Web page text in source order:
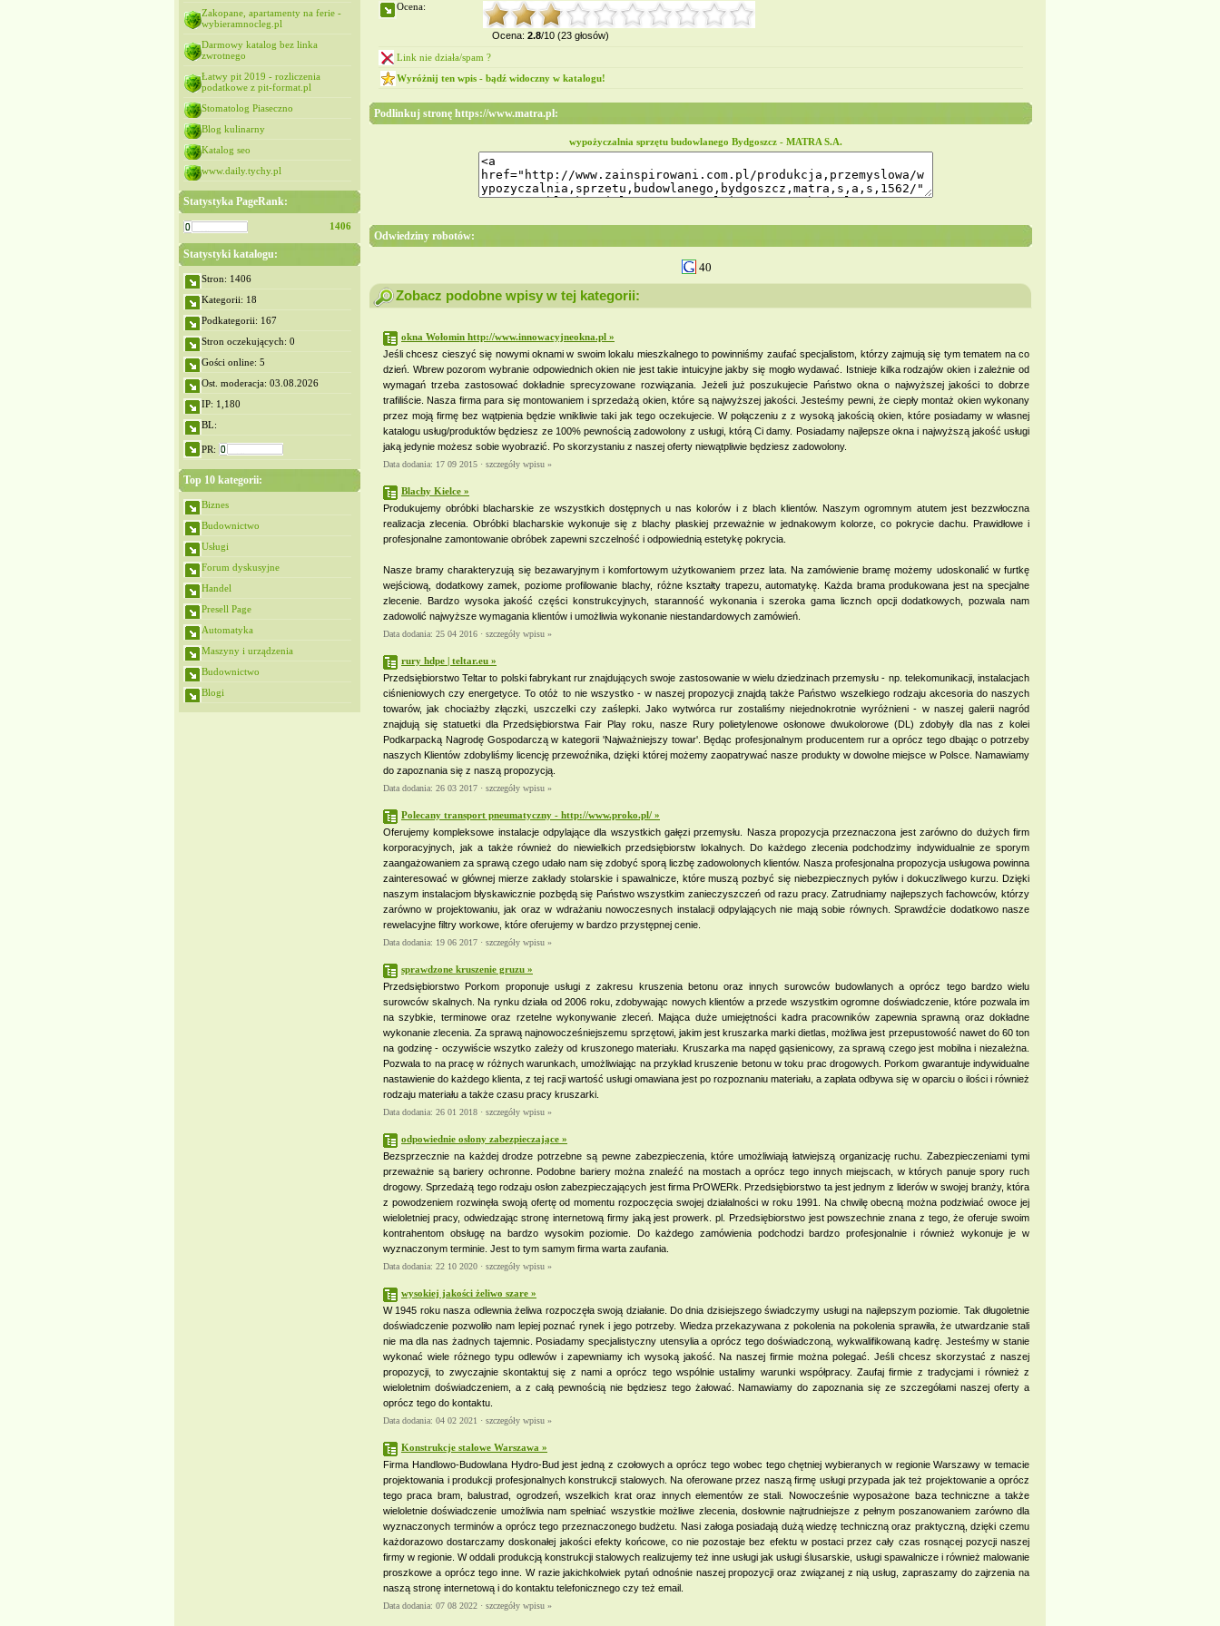
Zakopane, apartamenty na ferie -
wybieramnocleg.pl
Darmowy katalog bez linka
zwrotnego
Łatwy pit 2019 - rozliczenia
podatkowe z pit-format.pl
Stomatolog Piaseczno
Blog kulinarny
Katalog seo
www.daily.tychy.pl
Statystyka PageRank:
1406
Statystyki katalogu:
Stron: 1406
Kategorii: 18
Podkategorii: 167
Stron oczekujących: 0
Gości online: 5
Ost. moderacja: 03.08.2026
IP: 1,180
BL:
PR:
Top 10 kategorii:
Biznes
Budownictwo
Usługi
Forum dyskusyjne
Handel
Presell Page
Automatyka
Maszyny i urządzenia
Budownictwo
Blogi
Ocena:
Ocena: 2.8/10 (23 głosów)
Link nie działa/spam ?
Wyróżnij ten wpis - bądź widoczny w katalogu!
Podlinkuj stronę https://www.matra.pl:
wypożyczalnia sprzętu budowlanego Bydgoszcz - MATRA S.A.
Odwiedziny robotów:
40
Zobacz podobne wpisy w tej kategorii:
okna Wołomin http://www.innowacyjneokna.pl »
Jeśli chcesz cieszyć się nowymi oknami w swoim lokalu mieszkalnego to powinniśmy zaufać specjalistom, którzy zajmują się tym tematem na co
dzień. Wbrew pozorom wybranie odpowiednich okien nie jest takie intuicyjne jakby się mogło wydawać. Istnieje kilka rodzajów okien i zależnie od
wymagań trzeba zastosować dokładnie sprecyzowane rozwiązania. Jeżeli już poszukujecie Państwo okna o najwyższej jakości to dobrze
trafiliście. Nasza firma para się montowaniem i sprzedażą okien, które są najwyższej jakości. Jesteśmy pewni, że ciepły montaż okien wykonany
przez moją firmę bez wątpienia będzie wnikliwie taki jak tego oczekujecie. W połączeniu z z wysoką jakością okien, które posiadamy w własnej
katalogu usług/produktów będziesz ze 100% pewnością zadowolony z usługi, którą Ci damy. Posiadamy najlepsze okna i najwyższą jakość usługi
jaką jedynie możesz sobie wyobrazić. Po skorzystaniu z naszej oferty niewątpliwie będziesz zadowolony.
Data dodania: 17 09 2015 · szczegóły wpisu »
Blachy Kielce »
Produkujemy obróbki blacharskie ze wszystkich dostępnych u nas kolorów i z blach klientów. Naszym ogromnym atutem jest bezzwłoczna
realizacja zlecenia. Obróbki blacharskie wykonuje się z blachy płaskiej przeważnie w jednakowym kolorze, co pokrycie dachu. Prawidłowe i
profesjonalne zamontowanie obróbek zapewni szczelność i odpowiednią estetykę pokrycia.
Nasze bramy charakteryzują się bezawaryjnym i komfortowym użytkowaniem przez lata. Na zamówienie bramę możemy udoskonalić w furtkę
wejściową, dodatkowy zamek, poziome profilowanie blachy, różne kształty trapezu, automatykę. Każda brama produkowana jest na specjalne
zlecenie. Bardzo wysoka jakość części konstrukcyjnych, staranność wykonania i szeroka gama licznch opcji dodatkowych, pozwala nam
zadowolić najwyższe wymagania klientów i umożliwia wykonanie niestandardowych zamówień.
Data dodania: 25 04 2016 · szczegóły wpisu »
rury hdpe | teltar.eu »
Przedsiębiorstwo Teltar to polski fabrykant rur znajdujących swoje zastosowanie w wielu dziedzinach przemysłu - np. telekomunikacji, instalacjach
ciśnieniowych czy energetyce. To otóż to nie wszystko - w naszej propozycji znajdą także Państwo wszelkiego rodzaju akcesoria do naszych
towarów, jak chociażby złączki, uszczelki czy zaślepki. Jako wytwórca rur zostaliśmy niejednokrotnie wyróżnieni - w naszej galerii nagród
znajdują się statuetki dla Przedsiębiorstwa Fair Play roku, nasze Rury polietylenowe osłonowe dwukolorowe (DL) zdobyły dla nas z kolei
Podkarpacką Nagrodę Gospodarczą w kategorii 'Najważniejszy towar'. Będąc profesjonalnym producentem rur a oprócz tego dbając o potrzeby
naszych Klientów zdobyliśmy licencję przewoźnika, dzięki której możemy zaopatrywać nasze produkty w dowolne miejsce w Polsce. Namawiamy
do zapoznania się z naszą propozycją.
Data dodania: 26 03 2017 · szczegóły wpisu »
Polecany transport pneumatyczny - http://www.proko.pl/ »
Oferujemy kompleksowe instalacje odpylające dla wszystkich gałęzi przemysłu. Nasza propozycja przeznaczona jest zarówno do dużych firm
korporacyjnych, jak a także również do niewielkich przedsiębiorstw lokalnych. Do każdego zlecenia podchodzimy indywidualnie ze sporym
zaangażowaniem za sprawą czego udało nam się zdobyć sporą liczbę zadowolonych klientów. Nasza profesjonalna propozycja usługowa powinna
zainteresować w głównej mierze zakłady stolarskie i spawalnicze, które muszą pozbyć się niebezpiecznych pyłów i dokuczliwego kurzu. Dzięki
naszym instalacjom błyskawicznie pozbędą się Państwo wszystkim zanieczyszczeń od razu pracy. Zatrudniamy najlepszych fachowców, którzy
zarówno w projektowaniu, jak oraz w wdrażaniu nowoczesnych instalacji odpylających nie mają sobie równych. Sprawdźcie dodatkowo nasze
rewelacyjne filtry workowe, które oferujemy w bardzo przystępnej cenie.
Data dodania: 19 06 2017 · szczegóły wpisu »
sprawdzone kruszenie gruzu »
Przedsiębiorstwo Porkom proponuje usługi z zakresu kruszenia betonu oraz innych surowców budowlanych a oprócz tego bardzo wielu
surowców skalnych. Na rynku działa od 2006 roku, zdobywając nowych klientów a przede wszystkim ogromne doświadczenie, które pozwala im
na szybkie, terminowe oraz rzetelne wykonywanie zleceń. Mająca duże umiejętności kadra pracowników zapewnia sprawną oraz dokładne
wykonanie zlecenia. Za sprawą najnowocześniejszemu sprzętowi, jakim jest kruszarka marki dietlas, możliwa jest przepustowość nawet do 60 ton
na godzinę - oczywiście wszytko zależy od kruszonego materiału. Kruszarka ma napęd gąsienicowy, za sprawą czego jest mobilna i niezależna.
Pozwala to na pracę w różnych warunkach, umożliwiając na przykład kruszenie betonu w toku prac drogowych. Porkom gwarantuje indywidualne
nastawienie do każdego klienta, z tej racji wartość usługi omawiana jest po rozpoznaniu materiału, a zapłata odbywa się w oparciu o ilości i również
rodzaju materiału a także czasu pracy kruszarki.
Data dodania: 26 01 2018 · szczegóły wpisu »
odpowiednie osłony zabezpieczające »
Bezsprzecznie na każdej drodze potrzebne są pewne zabezpieczenia, które umożliwiają łatwiejszą organizację ruchu. Zabezpieczeniami tymi
przeważnie są bariery ochronne. Podobne bariery można znaleźć na mostach a oprócz tego innych miejscach, w których panuje spory ruch
drogowy. Sprzedażą tego rodzaju osłon zabezpieczających jest firma PrOWERk. Przedsiębiorstwo ta jest jednym z liderów w swojej branży, która
z powodzeniem rozwinęła swoją ofertę od momentu rozpoczęcia swojej działalności w roku 1991. Na chwilę obecną można podziwiać owoce jej
wieloletniej pracy, odwiedzając stronę internetową firmy jaką jest prowerk. pl. Przedsiębiorstwo jest powszechnie znana z tego, że oferuje swoim
kontrahentom obsługę na bardzo wysokim poziomie. Do każdego zamówienia podchodzi bardzo profesjonalnie i również wykonuje je w
wyznaczonym terminie. Jest to tym samym firma warta zaufania.
Data dodania: 22 10 2020 · szczegóły wpisu »
wysokiej jakości żeliwo szare »
W 1945 roku nasza odlewnia żeliwa rozpoczęła swoją działanie. Do dnia dzisiejszego świadczymy usługi na najlepszym poziomie. Tak długoletnie
doświadczenie pozwoliło nam lepiej poznać rynek i jego potrzeby. Wiedza przekazywana z pokolenia na pokolenia sprawiła, że utwardzanie stali
nie ma dla nas żadnych tajemnic. Posiadamy specjalistyczny utensylia a oprócz tego doświadczoną, wykwalifikowaną kadrę. Jesteśmy w stanie
wykonać wiele różnego typu odlewów i zapewniamy ich wysoką jakość. Na naszej firmie można polegać. Jeśli chcesz skorzystać z naszej
propozycji, to zwyczajnie skontaktuj się z nami a oprócz tego wspólnie ustalimy warunki współpracy. Zaufaj firmie z tradycjami i również z
wieloletnim doświadczeniem, a z całą pewnością nie będziesz tego żałować. Namawiamy do zapoznania się ze szczegółami naszej oferty a
oprócz tego do kontaktu.
Data dodania: 04 02 2021 · szczegóły wpisu »
Konstrukcje stalowe Warszawa »
Firma Handlowo-Budowlana Hydro-Bud jest jedną z czołowych a oprócz tego wobec tego chętniej wybieranych w regionie Warszawy w temacie
projektowania i produkcji profesjonalnych konstrukcji stalowych. Na oferowane przez naszą firmę usługi przypada jak też projektowanie a oprócz
tego praca bram, balustrad, ogrodzeń, wszelkich krat oraz innych elementów ze stali. Nowocześnie wyposażone baza techniczne a także
wieloletnie doświadczenie umożliwia nam spełniać wszystkie możliwe zlecenia, dosłownie najtrudniejsze z pełnym poszanowaniem zarówno dla
wyznaczonych terminów a oprócz tego przeznaczonego budżetu. Nasi załoga posiadają dużą wiedzę techniczną oraz praktyczną, dzięki czemu
każdorazowo dostarczamy doskonałej jakości efekty końcowe, co nie pozostaje bez efektu w postaci przez cały czas rosnącej pozycji naszej
firmy w regionie. W oddali produkcją konstrukcji stalowych realizujemy też inne usługi jak usługi ślusarskie, usługi spawalnicze i również malowanie
proszkowe a oprócz tego inne. W razie jakichkolwiek pytań odnośnie naszej propozycji oraz związanej z nią usług, zapraszamy do zajrzenia na
naszą stronę internetową i do kontaktu telefonicznego czy też email.
Data dodania: 07 08 2022 · szczegóły wpisu »